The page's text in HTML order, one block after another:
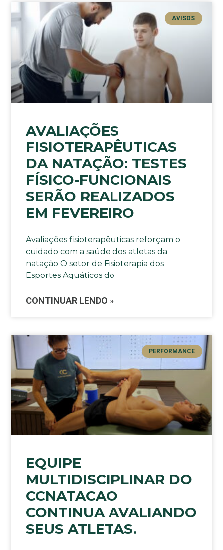
AVISOS
AVALIAÇÕES
FISIOTERAPÊUTICAS
DA NATAÇÃO: TESTES
FÍSICO-FUNCIONAIS
SERÃO REALIZADOS
EM FEVEREIRO
Avaliações fisioterapêuticas reforçam o
cuidado com a saúde dos atletas da
natação O setor de Fisioterapia dos
Esportes Aquáticos do
CONTINUAR LENDO »
PERFORMANCE
EQUIPE
MULTIDISCIPLINAR DO
CCNATACAO
CONTINUA AVALIANDO
SEUS ATLETAS.